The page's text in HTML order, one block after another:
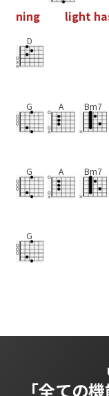
ning light ha
D
G A Bm7
G A Bm7
G
「全ての